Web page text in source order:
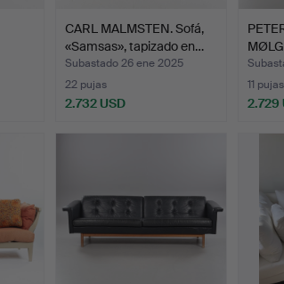
CARL MALMSTEN. Sofá,
«Samsas», tapizado en…
Subastado 26 ene 2025
22 pujas
2.732 USD
Sofá …
11 pujas
2.729